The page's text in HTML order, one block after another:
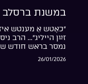
במשנת ברסלב
“כאָטש אַ מענטש איז
זײַן הייליג”… הרב
נמסר בראש חודש
26/01/2026